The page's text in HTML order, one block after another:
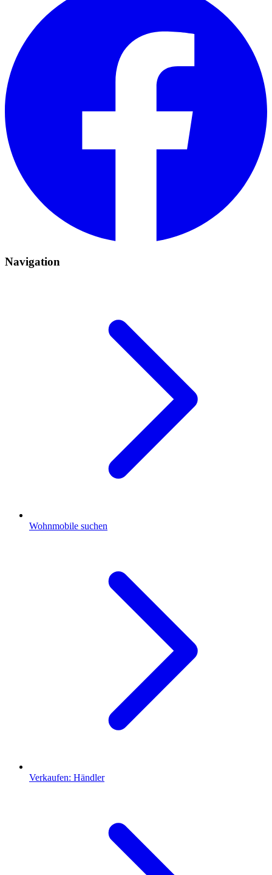
Navigation
Wohnmobile suchen
Verkaufen: Händler